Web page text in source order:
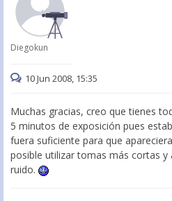
Diegokun
10 Jun 2008, 15:35
Muchas gracias, creo que tienes
5 minutos de exposición pues
fuera suficiente para que
posible utilizar tomas más cortas y
ruido.